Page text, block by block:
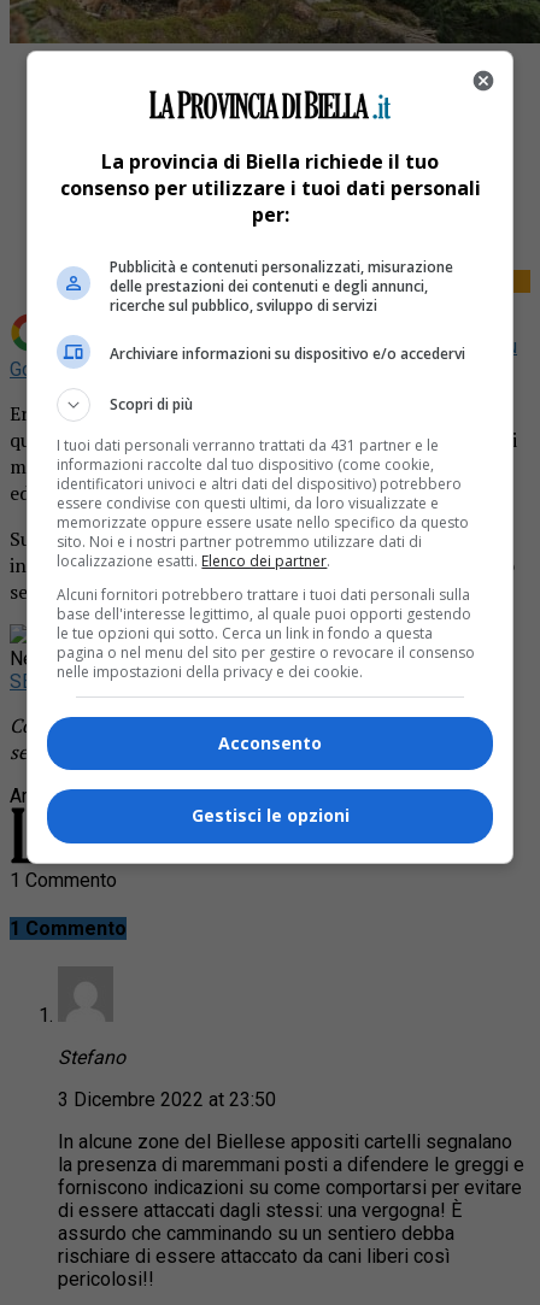
Share
Aggiungi La Provincia di Biella come Fonte preferita su
Google
Era a caccia con il suo cane, nei boschi di Pettinengo,
quando l’animale è stato aggredito e ucciso da due pastori
maremmani. L’uomo, di 62 anni, non è potuto intervenire
ed ha dovuto assistere alla terribile fine del suo segugio.
Sul posto sono intervenuti i carabinieri che svolgeranno
indagini. A quanto pare, non è la prima volta che vengono
segnalati in zona questi due maremmani.
Rimani aggiornato seguendoci su Google
News!
SEGUICI
Continua a leggere le notizie deLa Provincia di Biellae
segui la nostra
pagina Facebook
Argomenti correlati:cane uccisomaremmanoPettinengo
1 Commento
1 Commento
Stefano
3 Dicembre 2022 at 23:50
In alcune zone del Biellese appositi cartelli segnalano
la presenza di maremmani posti a difendere le greggi e
forniscono indicazioni su come comportarsi per evitare
di essere attaccati dagli stessi: una vergogna! È
assurdo che camminando su un sentiero debba
rischiare di essere attaccato da cani liberi così
pericolosi!!
La provincia di Biella richiede il tuo
consenso per utilizzare i tuoi dati personali
per:
Pubblicità e contenuti personalizzati, misurazione
delle prestazioni dei contenuti e degli annunci,
ricerche sul pubblico, sviluppo di servizi
Archiviare informazioni su dispositivo e/o accedervi
Scopri di più
I tuoi dati personali verranno trattati da 431 partner e le
informazioni raccolte dal tuo dispositivo (come cookie,
identificatori univoci e altri dati del dispositivo) potrebbero
essere condivise con questi ultimi, da loro visualizzate e
memorizzate oppure essere usate nello specifico da questo
sito. Noi e i nostri partner potremmo utilizzare dati di
localizzazione esatti. Elenco dei partner.
Alcuni fornitori potrebbero trattare i tuoi dati personali sulla
base dell'interesse legittimo, al quale puoi opporti gestendo
le tue opzioni qui sotto. Cerca un link in fondo a questa
pagina o nel menu del sito per gestire o revocare il consenso
nelle impostazioni della privacy e dei cookie.
Acconsento
Gestisci le opzioni